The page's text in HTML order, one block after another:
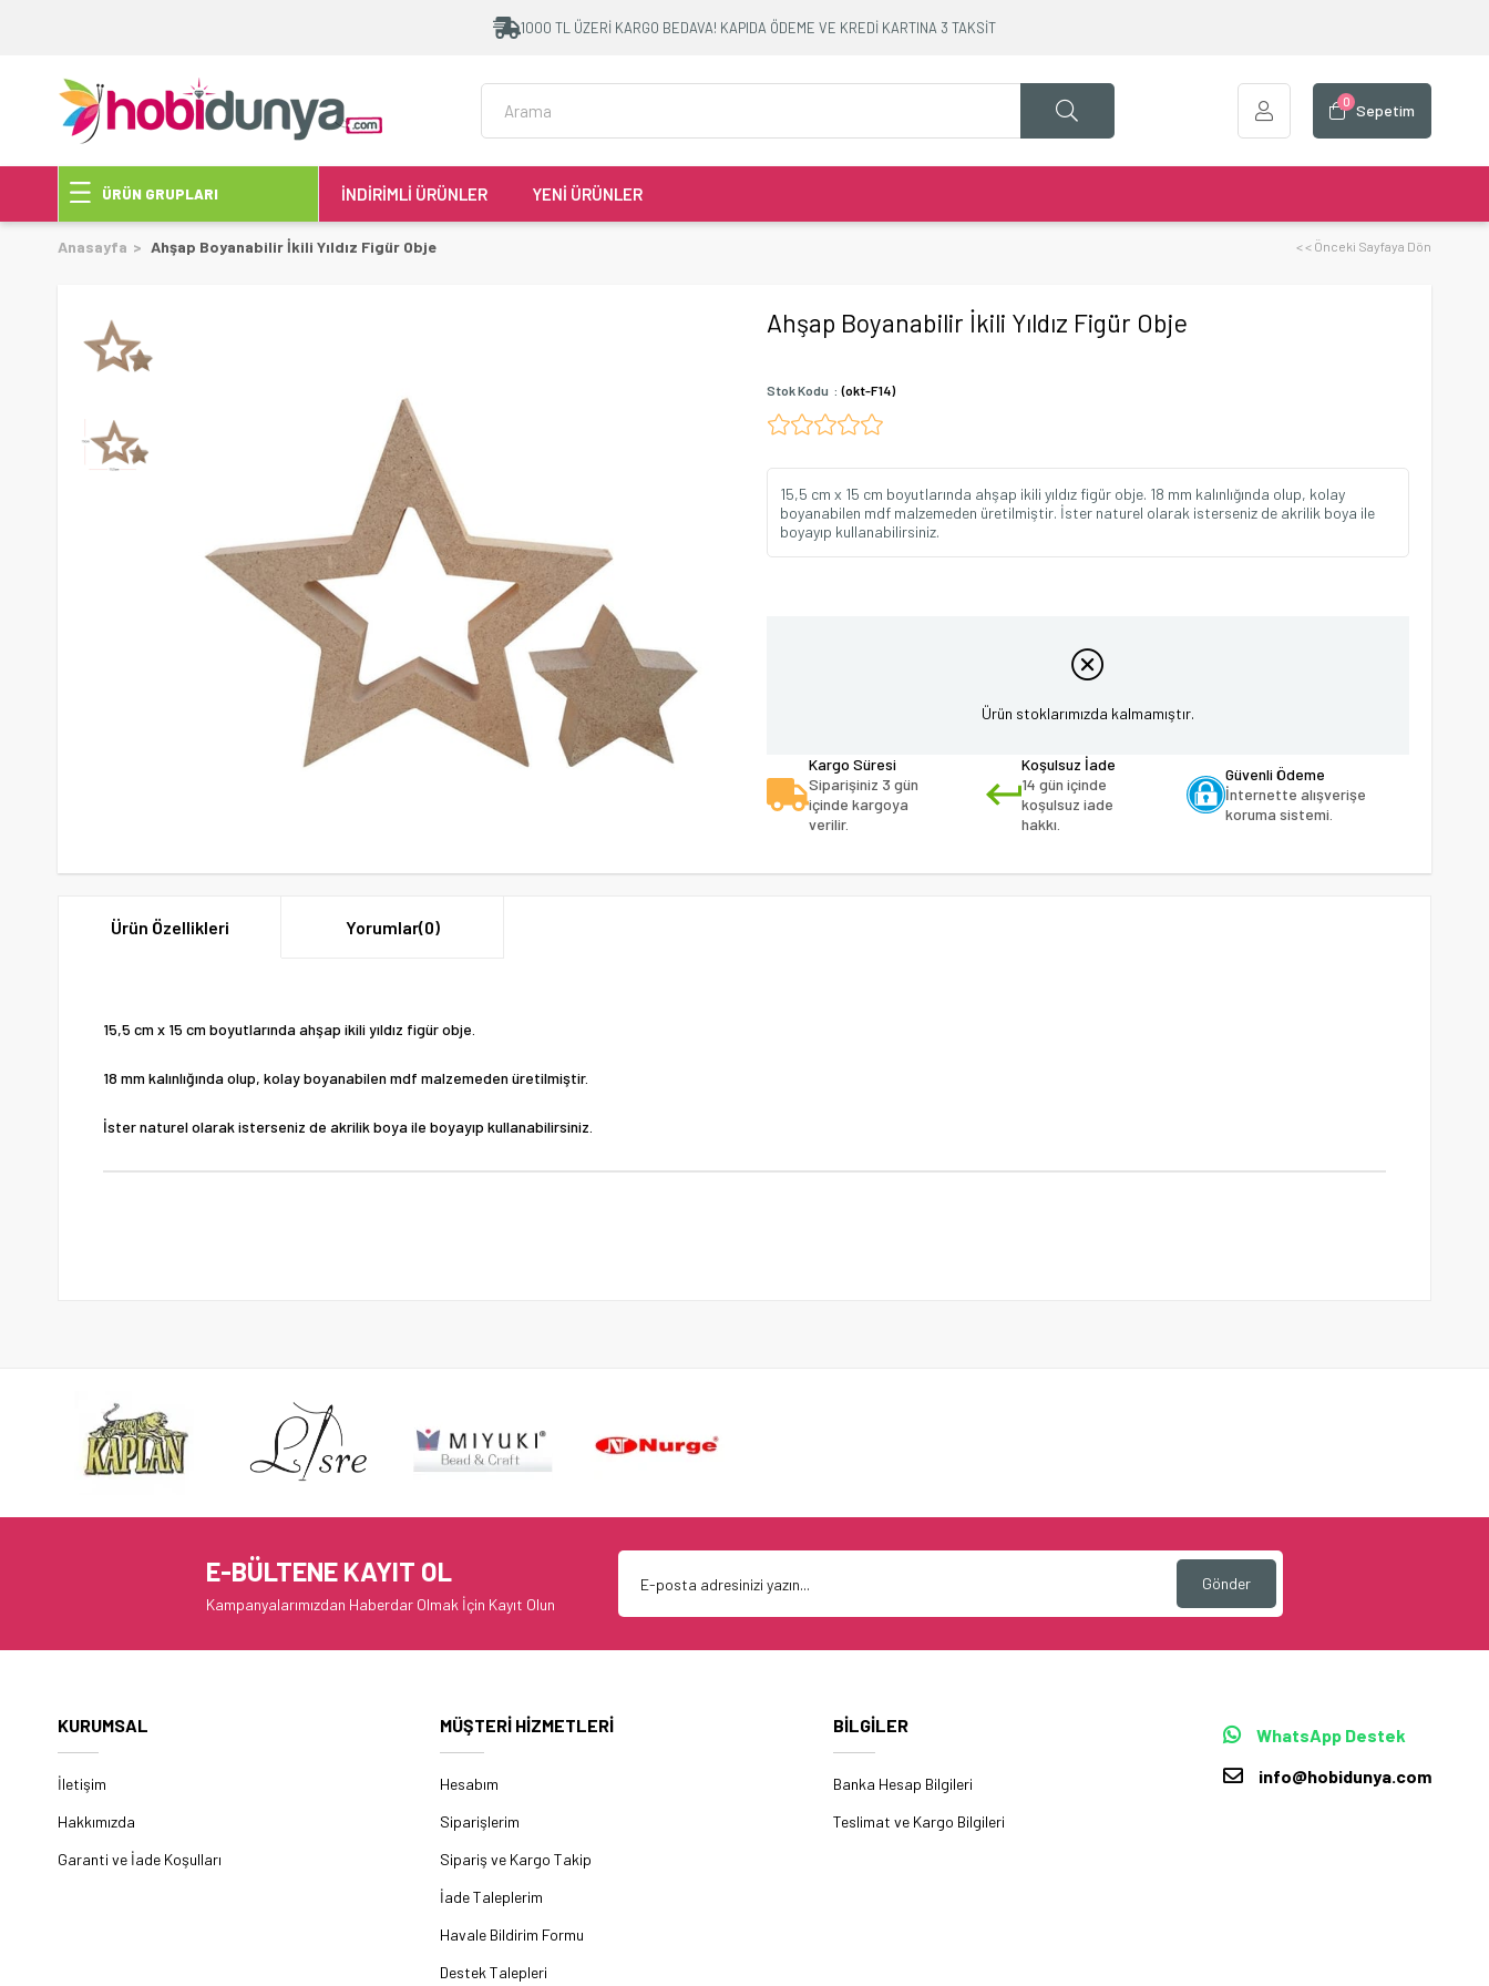
1000 TL ÜZERİ KARGO BEDAVA! KAPIDA ÖDEME VE KREDİ KARTINA 3 TAKSİT
Sepetim
0
ÜRÜN GRUPLARI İNDİRİMLİ ÜRÜNLER YENİ ÜRÜNLER
Anasayfa Ahşap Boyanabilir İkili Yıldız Figür Obje < < Önceki Sayfaya Dön
Ahşap Boyanabilir İkili Yıldız Figür Obje
Stok Kodu (okt-F14)
15,5 cm x 15 cm boyutlarında ahşap ikili yıldız figür obje. 18 mm kalınlığında olup, kolay
boyanabilen mdf malzemeden üretilmiştir. İster naturel olarak isterseniz de akrilik boya ile
boyayıp kullanabilirsiniz.
Ürün stoklarımızda kalmamıştır.
Kargo Süresi
Siparişiniz 3 gün
içinde kargoya
verilir.
Koşulsuz İade
14 gün içinde
koşulsuz iade
hakkı.
Güvenli Ödeme
İnternette alışverişe
koruma sistemi.
Ürün Özellikleri Yorumlar(0)
15,5 cm x 15 cm boyutlarında ahşap ikili yıldız figür obje.
18 mm kalınlığında olup, kolay boyanabilen mdf malzemeden üretilmiştir.
İster naturel olarak isterseniz de akrilik boya ile boyayıp kullanabilirsiniz.
E-BÜLTENE KAYIT OL
Kampanyalarımızdan Haberdar Olmak İçin Kayıt Olun
Gönder
KURUMSAL
İletişim
Hakkımızda
Garanti ve İade Koşulları
MÜŞTERİ HİZMETLERİ
Hesabım
Siparişlerim
Sipariş ve Kargo Takip
İade Taleplerim
Havale Bildirim Formu
Destek Talepleri
BİLGİLER
Banka Hesap Bilgileri
Teslimat ve Kargo Bilgileri
WhatsApp Destek
info@hobidunya.com